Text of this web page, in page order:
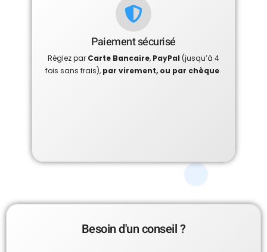
Paiement sécurisé
Réglez par Carte Bancaire, PayPal (jusqu’à 4
fois sans frais), par virement, ou par chèque.
Besoin d'un conseil ?